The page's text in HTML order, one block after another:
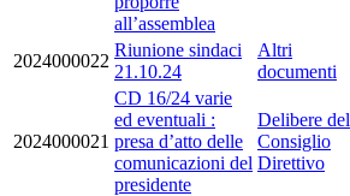
all’assemblea
2024000022
Riunione sindaci
21.10.24
Altri
documenti
2024000021
CD 16/24 varie
ed eventuali :
presa d’atto delle
comunicazioni del
presidente
Delibere del
Consiglio
Direttivo